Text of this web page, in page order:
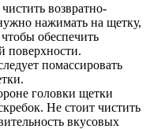
возвратно-
нажимать на щетку,
обеспечить
поверхности.
помассировать
головки щетки
Не стоит чистить
вкусовых